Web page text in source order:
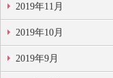
2019年11月
2019年10月
2019年9月